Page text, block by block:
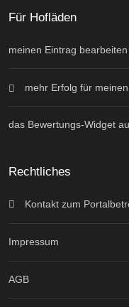
Für Hofläden
meinen Eintrag bearbeiten
mehr Erfolg für
das Bewertungs-Widget
Rechtliches
Kontakt zum
Impressum
AGB